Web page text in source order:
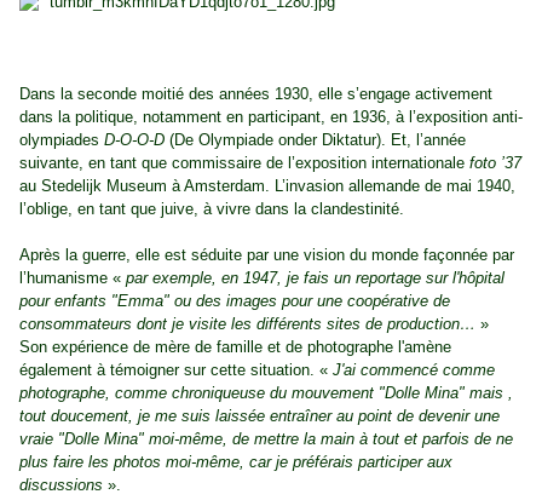
Dans la seconde moitié des années 1930, elle s’engage activement
dans la politique, notamment en participant, en 1936, à l’exposition anti-
olympiades D-O-O-D (De Olympiade onder Diktatur). Et, l’année
suivante, en tant que commissaire de l’exposition internationale foto ’37
au Stedelijk Museum à Amsterdam. L’invasion allemande de mai 1940,
l’oblige, en tant que juive, à vivre dans la clandestinité.
Après la guerre, elle est séduite par une vision du monde façonnée par
l’humanisme « par exemple, en 1947, je fais un reportage sur l'hôpital
pour enfants "Emma" ou des images pour une coopérative de
consommateurs dont je visite les différents sites de production… »
Son expérience de mère de famille et de photographe l'amène
également à témoigner sur cette situation. « J'ai commencé comme
photographe, comme chroniqueuse du mouvement "Dolle Mina" mais ,
tout doucement, je me suis laissée entraîner au point de devenir une
vraie "Dolle Mina" moi-même, de mettre la main à tout et parfois de ne
plus faire les photos moi-même, car je préférais participer aux
discussions ».